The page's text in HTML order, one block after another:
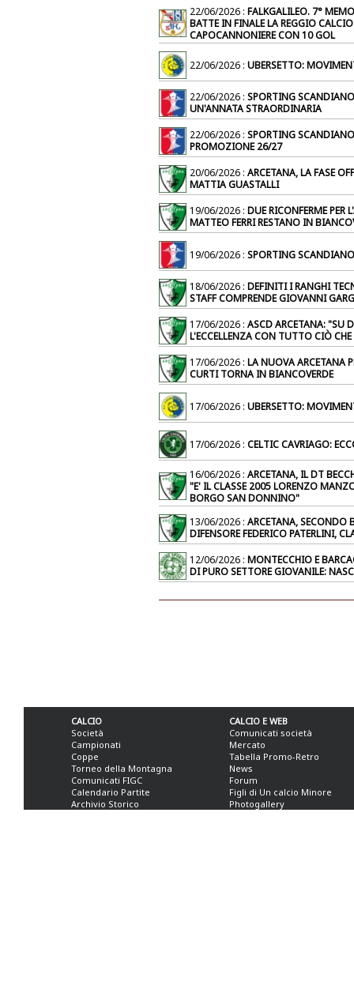
22/06/2026 : FALKGALILEO. 7°
BATTE IN FINALE LA REGGIO
CAPOCANNONIERE CON 10 GOL
22/06/2026 : UBERSETTO:
22/06/2026 : SPORTING
UN'ANNATA STRAORDINARIA
22/06/2026 : SPORTING
PROMOZIONE 26/27
20/06/2026 : ARCETANA, LA FASE
MATTIA GUASTALLI
19/06/2026 : DUE RICONFERME PER
MATTEO FERRI RESTANO IN
19/06/2026 : SPORTING
18/06/2026 : DEFINITI I RANGHI
STAFF COMPRENDE GIOVANNI
17/06/2026 : ASCD ARCETANA: "SU
L'ECCELLENZA CON TUTTO CIÒ CHE
17/06/2026 : LA NUOVA ARCETANA
CURTI TORNA IN BIANCOVERDE
17/06/2026 : UBERSETTO:
17/06/2026 : CELTIC CAVRIAGO:
16/06/2026 : ARCETANA, IL DT
"E' IL CLASSE 2005 LORENZO
BORGO SAN DONNINO"
13/06/2026 : ARCETANA, SECONDO
DIFENSORE FEDERICO PATERLINI,
12/06/2026 : MONTECCHIO E
DI PURO SETTORE GIOVANILE:
CALCIO
Società
Campionati
Coppe
Torneo della Montagna
Comunicati FIGC
Calendario Partite
Archivio Storico
CALCIO E WEB
Comunicati società
Mercato
Tabella Promo-Retro
News
Forum
Figli di Un calcio Minore
Photogallery